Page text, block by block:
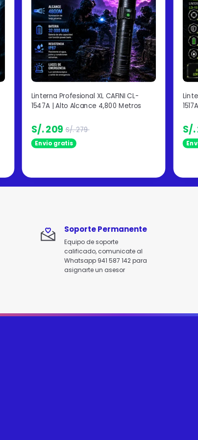
Linterna Profesional XL CAFINI CL-
1547A | Alto Alcance 4,800 Metros
S/. 209 S/. 279
Envio gratis
S/.
Soporte Permanente
Equipo de soporte
calificado, comunicate al
Whatsapp 941 587 142 para
asignarte un asesor